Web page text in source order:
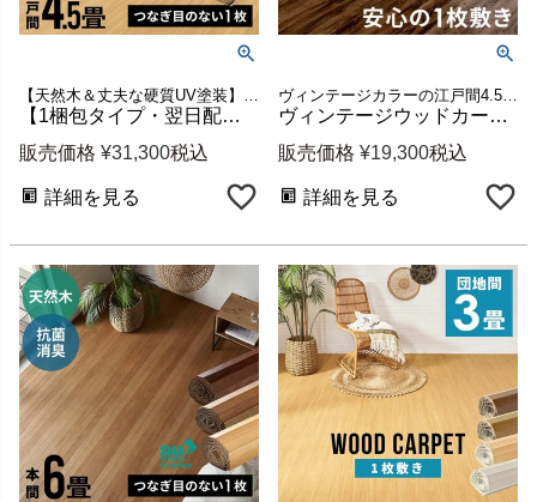
【天然木＆丈夫な硬質UV塗装】江戸間4畳半用ウッドカーペット(約260x260cm)安心の低ホルマリンタイプフローリングカーペット 新生活
【1梱包タイプ・翌日配達対応品】硬質UV塗装ウッドカーペット CS-00 抗菌・消臭シリーズ エコキメラ 江戸間4.5畳用約260×260cm
販売価格 ¥31,300税込
詳細を見る
ヴィンテージカラーの江戸間4.5畳ウッドカーペット 新生活
ヴィンテージウッドカーペット GA-60V 江戸間4.5畳用 約260×260cm 1梱包 [ga-60-e45-vintage]
販売価格 ¥19,300税込
詳細を見る